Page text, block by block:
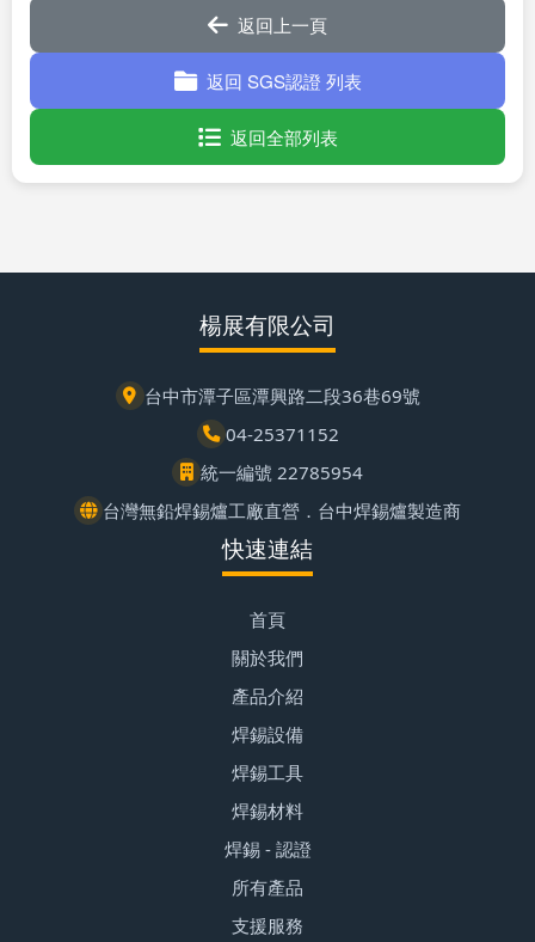
返回上一頁
返回 SGS認證 列表
返回全部列表
楊展有限公司
台中市潭子區潭興路二段36巷69號
04-25371152
統一編號 22785954
台灣無鉛焊錫爐工廠直營．台中焊錫爐製造商
快速連結
首頁
關於我們
產品介紹
焊錫設備
焊錫工具
焊錫材料
焊錫 - 認證
所有產品
支援服務